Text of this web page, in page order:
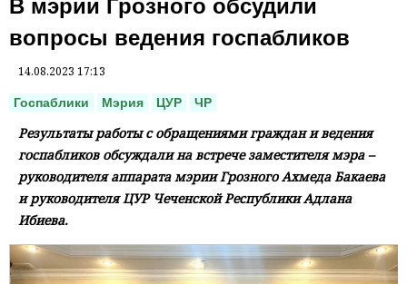
В мэрии Грозного обсудили
вопросы ведения госпабликов
14.08.2023 17:13
Госпаблики Мэрия ЦУР ЧР
Результаты работы с обращениями граждан и ведения
госпабликов обсуждали на встрече заместителя мэра –
руководителя аппарата мэрии Грозного Ахмеда Бакаева
и руководителя ЦУР Чеченской Республики Адлана
Ибиева.